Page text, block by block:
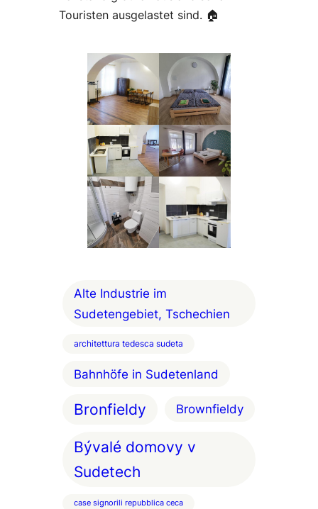
Touristen ausgelastet sind. 🏠
Alte Industrie im
Sudetengebiet, Tschechien
architettura tedesca sudeta
Bahnhöfe in Sudetenland
Bronfieldy Brownfieldy
Bývalé domovy v
Sudetech
case signorili repubblica ceca